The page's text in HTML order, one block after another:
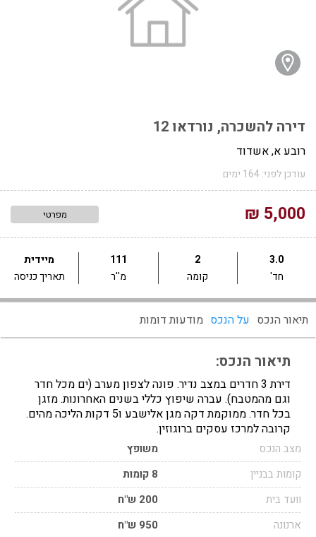
דירה להשכרה, נורדאו 12
רובע א, אשדוד
עודכן לפני: 164 ימים
5,000 ₪ מפרטי
3.0
חד'
2
קומה
111
מ''ר
מיידית
תאריך כניסה
תיאור הנכס על הנכס מודעות דומות
תיאור הנכס:
דירת 3 חדרים במצב נדיר. פונה לצפון מערב (ים מכל חדר
וגם מהמטבח). עברה שיפוץ כללי בשנים האחרונות. מזגן
בכל חדר. ממוקמת דקה מגן אלישבע ו5 דקות הליכה מהים.
קרובה למרכז עסקים ברוגוזין.
מצב הנכס
משופץ
קומות בבניין
8 קומות
וועד בית
200 ש"ח
ארנונה
950 ש"ח